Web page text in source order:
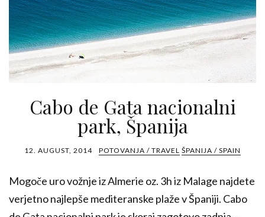
Cabo de Gata nacionalni
park, Španija
12. AUGUST, 2014 POTOVANJA / TRAVEL ŠPANIJA / SPAIN
Mogoče uro vožnje iz Almerie oz. 3h iz Malage najdete
verjetno najlepše mediteranske plaže v Španiji. Cabo